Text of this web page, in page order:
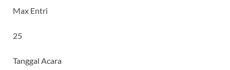
Max Entri
25
Tanggal Acara